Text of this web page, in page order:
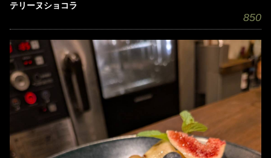
テリーヌショコラ
850